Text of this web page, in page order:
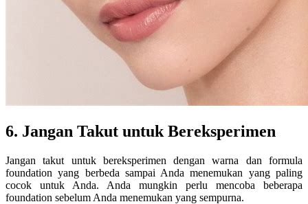
6. Jangan Takut untuk Bereksperimen
Jangan takut untuk bereksperimen dengan warna dan formula
foundation yang berbeda sampai Anda menemukan yang paling
cocok untuk Anda. Anda mungkin perlu mencoba beberapa
foundation sebelum Anda menemukan yang sempurna.